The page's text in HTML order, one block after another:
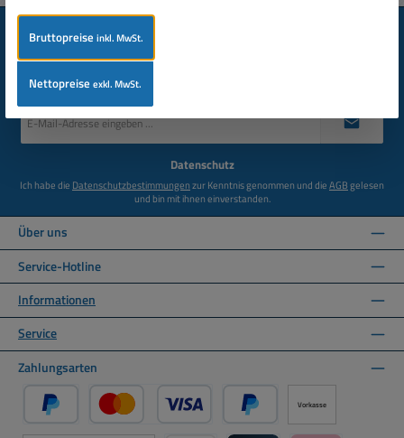
Newsletter
Abonnieren Sie jetzt einfach unseren regelmäßig erscheinenden
Newsletter und Sie werden stets unter den Ersten sein, über neue
Produkte und Angebote informiert werden.
E-
Mail-
Datenschutz
Ich habe die Datenschutzbestimmungenzur Kenntnis genommen und dieAGBgelesen
und bin mit ihnen einverstanden.
Über uns
Service-Hotline
Informationen
Service
Zahlungsarten
PayPal Kredit- oder Debitkarte über PayPal
Später Bezahlen über PayPal
Vorkasse
Bruttopreiseinkl. MwSt.
Nettopreiseexkl. MwSt.